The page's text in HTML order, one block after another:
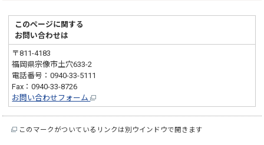
このページに関する
お問い合わせは
〒811-4183
福岡県宗像市土穴633-2
電話番号：0940-33-5111
Fax：0940-33-8726
お問い合わせフォーム
このマークがついているリンクは別ウインドウで開きます